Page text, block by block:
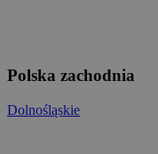
Polska zachodnia
Dolnośląskie